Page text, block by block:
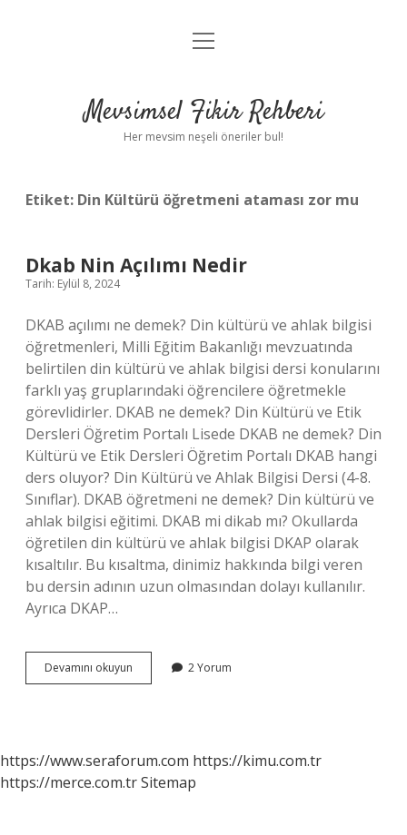
Anasayfa
Yasal Uyarı
menüyü
Mevsimsel Fikir Rehberi
Her mevsim neşeli öneriler bul!
Etiket: Din Kültürü öğretmeni ataması zor mu
Dkab Nin Açılımı Nedir
Tarih: Eylül 8, 2024
DKAB açılımı ne demek? Din kültürü ve ahlak bilgisi
öğretmenleri, Milli Eğitim Bakanlığı mevzuatında
belirtilen din kültürü ve ahlak bilgisi dersi konularını
farklı yaş gruplarındaki öğrencilere öğretmekle
görevlidirler. DKAB ne demek? Din Kültürü ve Etik
Dersleri Öğretim Portalı Lisede DKAB ne demek? Din
Kültürü ve Etik Dersleri Öğretim Portalı DKAB hangi
ders oluyor? Din Kültürü ve Ahlak Bilgisi Dersi (4-8.
Sınıflar). DKAB öğretmeni ne demek? Din kültürü ve
ahlak bilgisi eğitimi. DKAB mi dikab mı? Okullarda
öğretilen din kültürü ve ahlak bilgisi DKAP olarak
kısaltılır. Bu kısaltma, dinimiz hakkında bilgi veren
bu dersin adının uzun olmasından dolayı kullanılır.
Ayrıca DKAP…
Devamını okuyun
Nin
2 Yorum
https://www.seraforum.com https://kimu.com.tr
https://merce.com.trSitemap